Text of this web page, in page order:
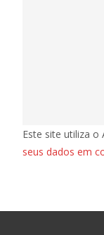
Este site utiliza o
seus dados em